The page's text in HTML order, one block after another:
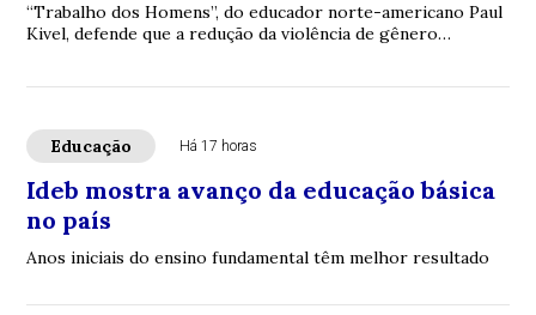
“Trabalho dos Homens”, do educador norte-americano Paul
Kivel, defende que a redução da violência de gênero
Educação Há 17 horas
Ideb mostra avanço da educação básica
no país
Anos iniciais do ensino fundamental têm melhor resultado